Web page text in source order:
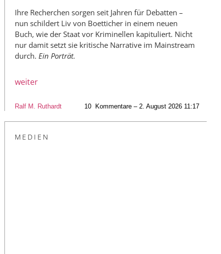
Ihre Recherchen sorgen seit Jahren für Debatten –
nun schildert Liv von Boetticher in einem neuen
Buch, wie der Staat vor Kriminellen kapituliert. Nicht
nur damit setzt sie kritische Narrative im Mainstream
durch. Ein Porträt.
weiter
Ralf M. Ruthardt 10 Kommentare – 2. August 2026 11:17
MEDIEN